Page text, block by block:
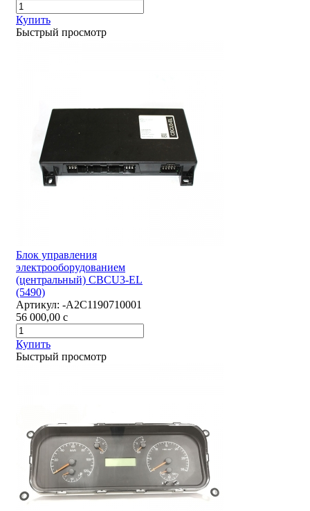
Купить
Быстрый просмотр
Блок управления
электрооборудованием
(центральный) CBCU3-EL
(5490)
Артикул: -А2С1190710001
56 000,00 c
Купить
Быстрый просмотр